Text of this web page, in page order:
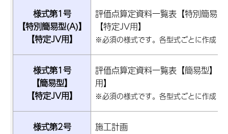
様式第1号
【特別簡易型(A)】
【特定JV用】
評価点算定資料一覧表【特別簡易
【特定JV用】
※必須の様式です。各型式ごとに作成し
様式第1号
【簡易型】
【特定JV用】
評価点算定資料一覧表【簡易型】
用】
※必須の様式です。各型式ごとに作成し
様式第2号 施工計画